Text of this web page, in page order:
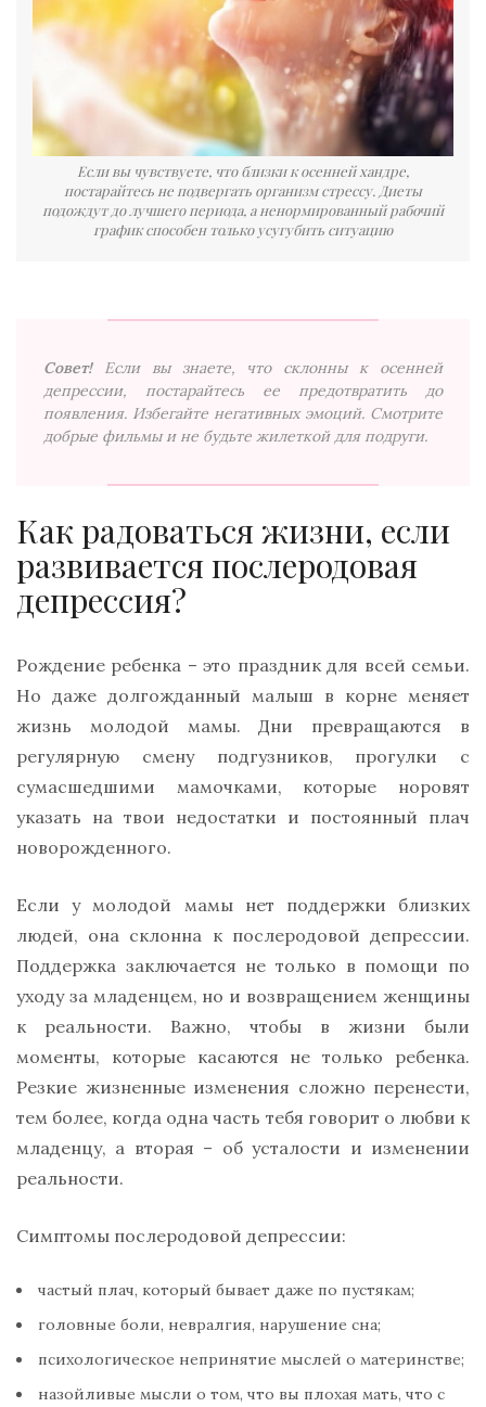
Если вы чувствуете, что близки к осенней хандре,
постарайтесь не подвергать организм стрессу. Диеты
подождут до лучшего периода, а ненормированный рабочий
график способен только усугубить ситуацию
Совет!
Если вы знаете, что склонны к осенней
депрессии, постарайтесь ее предотвратить до
появления. Избегайте негативных эмоций. Смотрите
добрые фильмы и не будьте жилеткой для подруги.
Как радоваться жизни, если
развивается послеродовая
депрессия?
Рождение ребенка – это праздник для всей семьи.
Но даже долгожданный малыш в корне меняет
жизнь молодой мамы. Дни превращаются в
регулярную смену подгузников, прогулки с
сумасшедшими мамочками, которые норовят
указать на твои недостатки и постоянный плач
новорожденного.
Если у молодой мамы нет поддержки близких
людей, она склонна к послеродовой депрессии.
Поддержка заключается не только в помощи по
уходу за младенцем, но и возвращением женщины
к реальности. Важно, чтобы в жизни были
моменты, которые касаются не только ребенка.
Резкие жизненные изменения сложно перенести,
тем более, когда одна часть тебя говорит о любви к
младенцу, а вторая – об усталости и изменении
реальности.
Симптомы послеродовой депрессии:
частый плач, который бывает даже по пустякам;
головные боли, невралгия, нарушение сна;
психологическое непринятие мыслей о материнстве;
назойливые мысли о том, что вы плохая мать, что с